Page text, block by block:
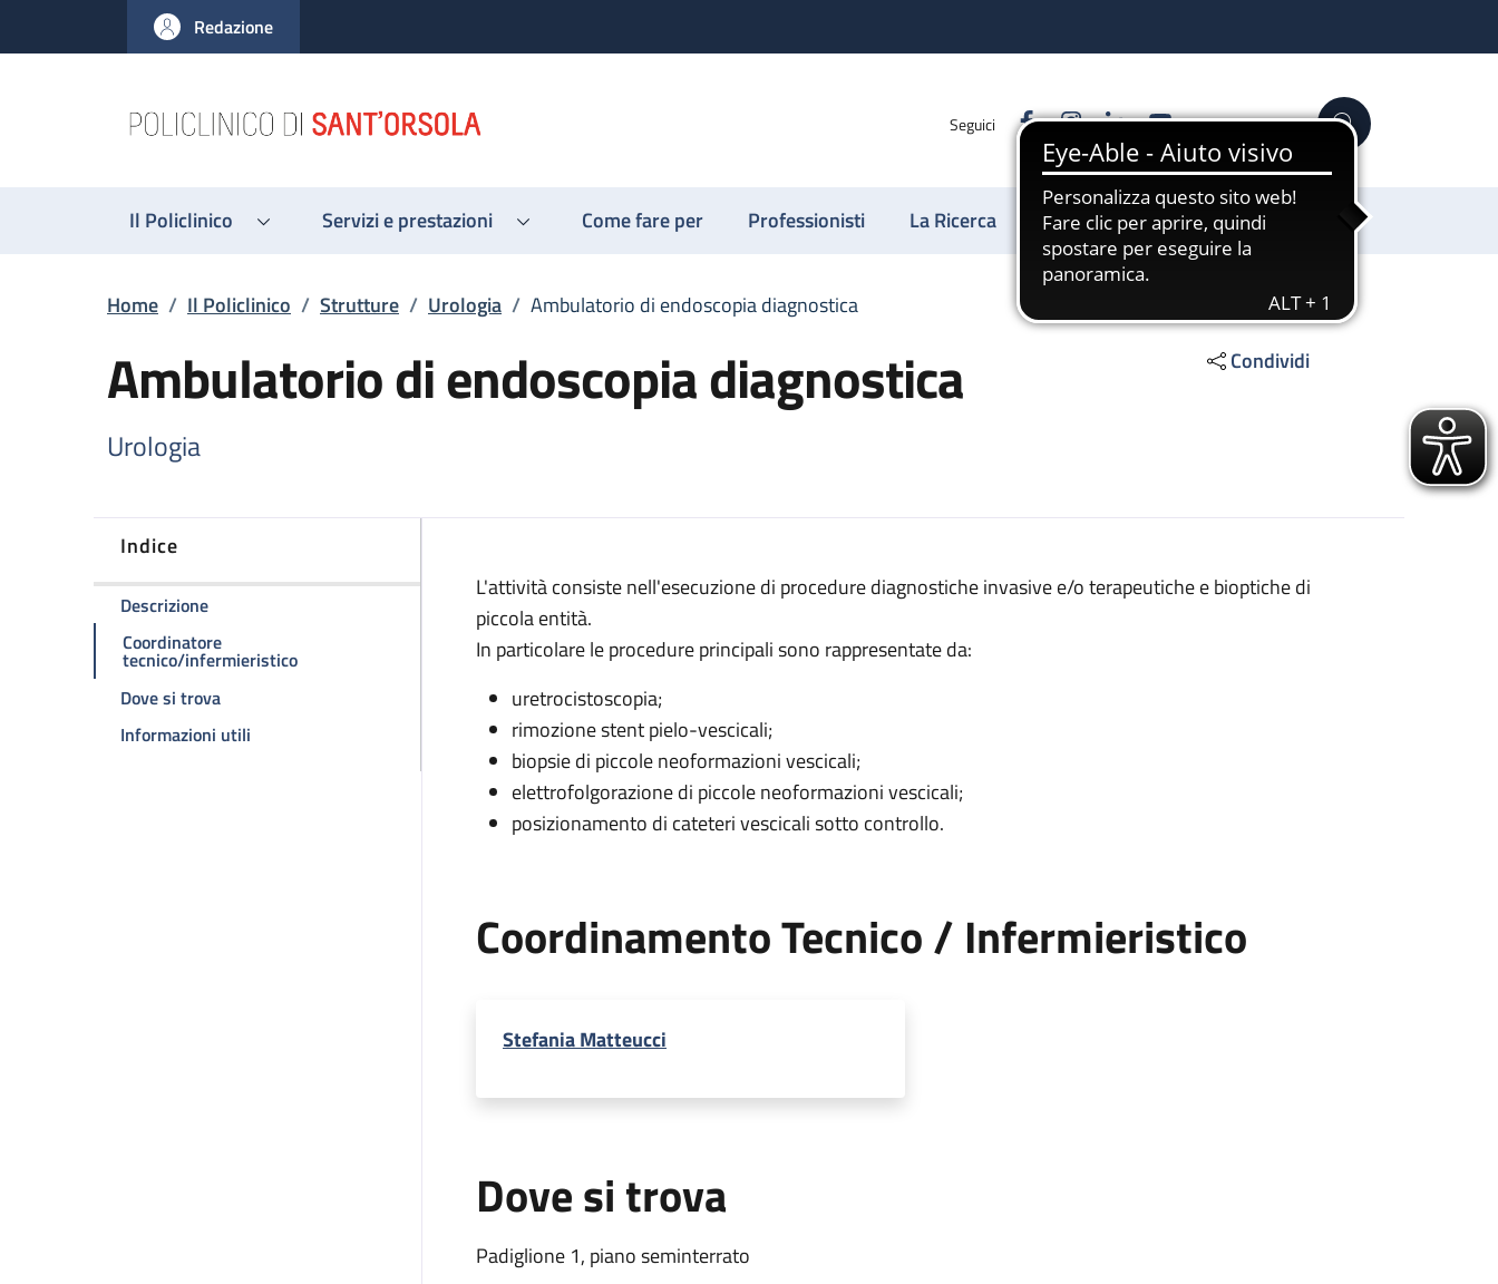
al contenuto principale
to footer content
Redazione
Seguici FacebookInstagram
LinkedinYouTube Cerca
Il Policlinico Servizi e prestazioni Come fare per Professionisti La Ricerca Sostienici
Briciole di pane
Home / Il Policlinico / Strutture / Urologia / Ambulatorio di endoscopia diagnostica
Ambulatorio di endoscopia diagnostica
Urologia
Condividi
Indice
Descrizionedella pagina Ambulatorio di endoscopia diagnostica
Coordinatore
tecnico/infermieristicodella pagina Ambulatorio di endoscopia diagnostica
Dove si trovadella pagina Ambulatorio di endoscopia diagnostica
Informazioni utili della pagina Ambulatorio di endoscopia diagnostica
Descrizione
L'attività consiste nell'esecuzione di procedure diagnostiche invasive e/o terapeutiche e bioptiche di
piccola entità.
In particolare le procedure principali sono rappresentate da:
uretrocistoscopia;
rimozione stent pielo-vescicali;
biopsie di piccole neoformazioni vescicali;
elettrofolgorazione di piccole neoformazioni vescicali;
posizionamento di cateteri vescicali sotto controllo.
Coordinamento Tecnico / Infermieristico
Stefania Matteucci
Dove si trova
Padiglione 1, piano seminterrato